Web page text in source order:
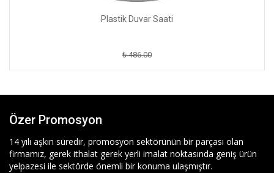
Plastik Duvar Saati
₺ 486.00
Özer Promosyon
14 yılı aşkın süredir, promosyon sektörünün bir parçası olan
firmamız, gerek ithalat gerek yerli imalat noktasında geniş ürün
yelpazesi ile sektörde önemli bir konuma ulaşmıştır.